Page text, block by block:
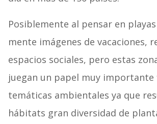
Posiblemente al pensar en
mente imágenes de vacaciones,
espacios sociales, pero estas
juegan un papel muy importante
temáticas ambientales ya que
hábitats gran diversidad de